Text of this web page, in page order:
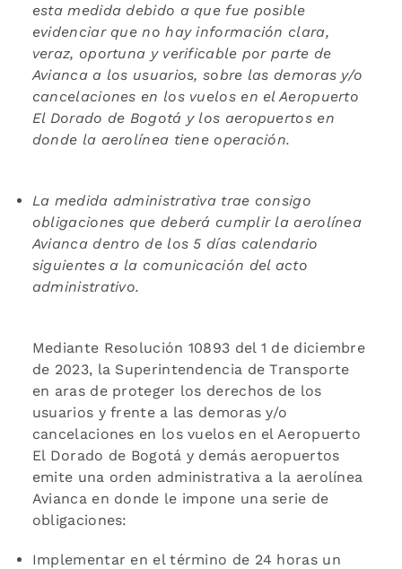
esta medida debido a que fue posible
evidenciar que no hay información clara,
veraz, oportuna y verificable por parte de
Avianca a los usuarios, sobre las demoras y/o
cancelaciones en los vuelos en el Aeropuerto
El Dorado de Bogotá y los aeropuertos en
donde la aerolínea tiene operación.
La medida administrativa trae consigo
obligaciones que deberá cumplir la aerolínea
Avianca dentro de los 5 días calendario
siguientes a la comunicación del acto
administrativo.
Mediante Resolución 10893 del 1 de diciembre
de 2023, la Superintendencia de Transporte
en aras de proteger los derechos de los
usuarios y frente a las demoras y/o
cancelaciones en los vuelos en el Aeropuerto
El Dorado de Bogotá y demás aeropuertos
emite una orden administrativa a la aerolínea
Avianca en donde le impone una serie de
obligaciones:
Implementar en el término de 24 horas un